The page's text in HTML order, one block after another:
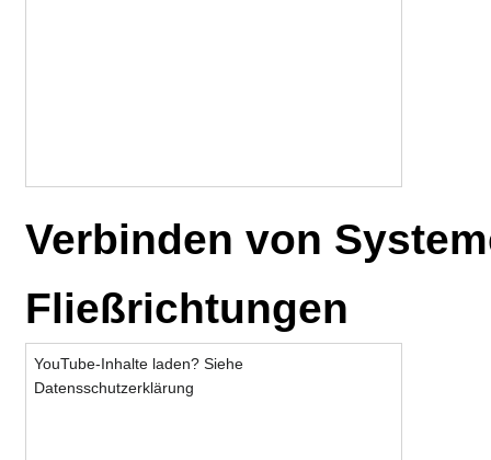
Verbinden von
Fließrichtungen
YouTube-Inhalte laden? Siehe
Datensschutzerklärung